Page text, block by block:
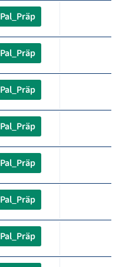
Pal_Präp
Pal_Präp
Pal_Präp
Pal_Präp
Pal_Präp
Pal_Präp
Pal_Präp